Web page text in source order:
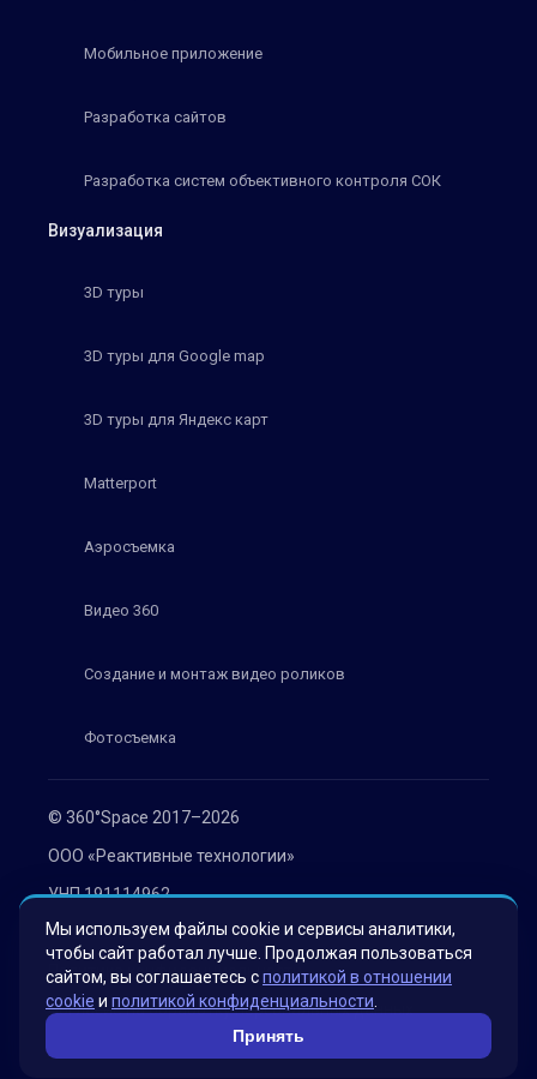
© 360°Space 2017–2026
ООО «Реактивные технологии»
УНП 191114962
г. Минск, ул. Мележа 1, офис 402
Политика конфиденциальности
Согласие на обработку персональных данных
Мобильное приложение
Разработка сайтов
Разработка систем объективного контроля СОК
Визуализация
3D туры
3D туры для Google map
3D туры для Яндекс карт
Matterport
Аэросъемка
Видео 360
Создание и монтаж видео роликов
Фотосъемка
Мы используем файлы cookie и сервисы аналитики,
чтобы сайт работал лучше. Продолжая пользоваться
сайтом, вы соглашаетесь сполитикой в отношении
cookie и политикой конфиденциальности
Принять